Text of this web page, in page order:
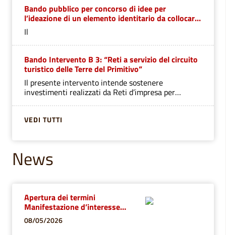
Bando pubblico per concorso di idee per
l’ideazione di un elemento identitario da collocare
negli 11 Comuni del comprensorio del G.A.L.
“Terre del Primitivo”
Il
Bando Intervento B 3: “Reti a servizio del circuito
turistico delle Terre del Primitivo”
Il presente intervento intende sostenere
investimenti realizzati da Reti d’impresa per
VEDI TUTTI
News
Apertura dei termini
Manifestazione d’interesse
componenti commissione
consulente del lavoro
08/05/2026